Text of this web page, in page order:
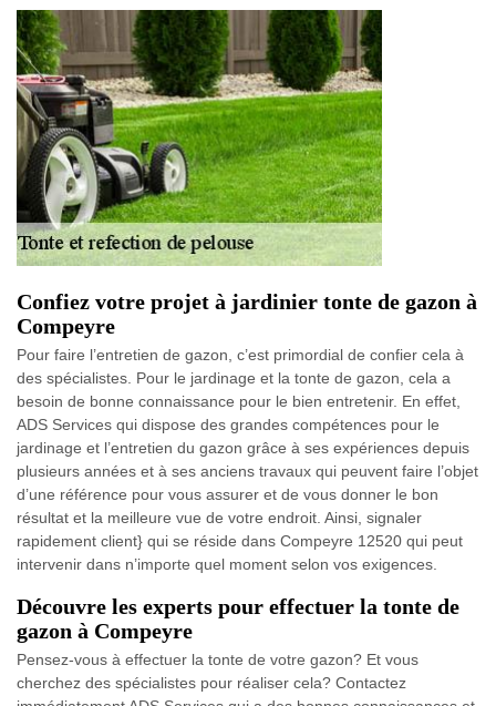
Confiez votre projet à jardinier tonte de gazon à
Compeyre
Pour faire l’entretien de gazon, c’est primordial de confier cela à
des spécialistes. Pour le jardinage et la tonte de gazon, cela a
besoin de bonne connaissance pour le bien entretenir. En effet,
ADS Services qui dispose des grandes compétences pour le
jardinage et l’entretien du gazon grâce à ses expériences depuis
plusieurs années et à ses anciens travaux qui peuvent faire l’objet
d’une référence pour vous assurer et de vous donner le bon
résultat et la meilleure vue de votre endroit. Ainsi, signaler
rapidement client} qui se réside dans Compeyre 12520 qui peut
intervenir dans n’importe quel moment selon vos exigences.
Découvre les experts pour effectuer la tonte de
gazon à Compeyre
Pensez-vous à effectuer la tonte de votre gazon? Et vous
cherchez des spécialistes pour réaliser cela? Contactez